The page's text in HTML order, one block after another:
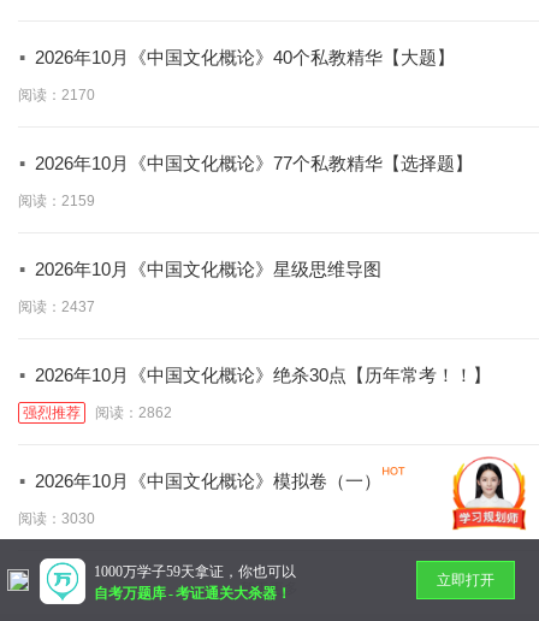
· 2026年10月《中国文化概论》40个私教精华【大题】
阅读：2170
· 2026年10月《中国文化概论》77个私教精华【选择题】
阅读：2159
· 2026年10月《中国文化概论》星级思维导图
阅读：2437
· 2026年10月《中国文化概论》绝杀30点【历年常考！！】
强烈推荐 阅读：2862
· 2026年10月《中国文化概论》模拟卷（一）
阅读：3030
暂无更多
1000万学子59天拿证，你也可以
自考万题库-考证通关大杀器！
立即打开